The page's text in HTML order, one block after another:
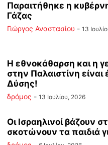
Παραιτήθηκε η
Γάζας
Γιώργος Αναστασίου - 13
Η εθνοκάθαρση και η
στην Παλαιστίνη είναι
Δύσης!
δρόμος - 13 Ιουλίου, 2026
Οι Ισραηλινοί βάζουν
σκοτώνουν τα παιδιά